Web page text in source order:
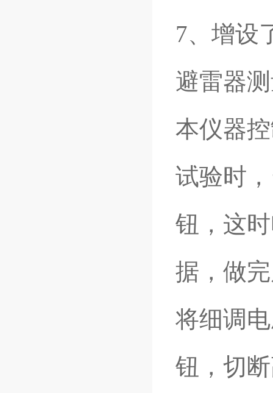
7、增设
避雷器
本仪器
试验时
钮，这
据，做
将细调
钮，切